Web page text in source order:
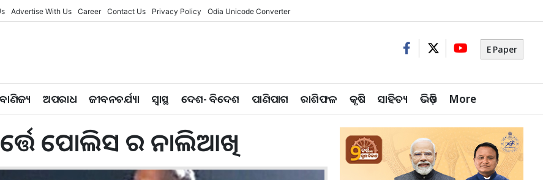
Advertise With Us Career Contact Us Privacy Policy Odia Unicode Converter
E Paper
ବାଣିଜ୍ୟ ଅପରାଧ ଜୀବନଚର୍ଯ୍ୟା ସ୍ୱାସ୍ଥ ଦେଶ- ବିଦେଶ ପାଣିପାଗ ରାଶିଫଳ କୃଷି ସାହିତ୍ୟ ଭିଡ଼ିଓ More
ପୋଲିସ ର ନାଲିଆଖି